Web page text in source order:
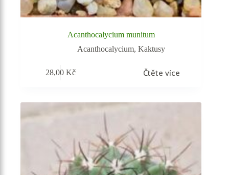
Acanthocalycium munitum
Acanthocalycium,Kaktusy
28,00Kč Čtěte více